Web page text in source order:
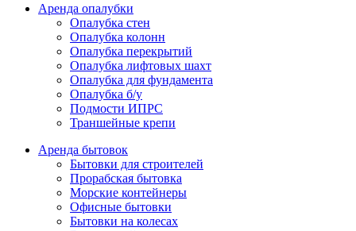
Аренда опалубки
Опалубка стен
Опалубка колонн
Опалубка перекрытий
Опалубка лифтовых шахт
Опалубка для фундамента
Опалубка б/у
Подмости ИПРС
Траншейные крепи
Аренда бытовок
Бытовки для строителей
Прорабская бытовка
Морские контейнеры
Офисные бытовки
Бытовки на колесах